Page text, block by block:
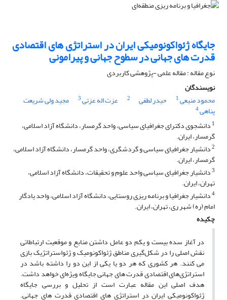
جایگاه ژئواکونومیکی ایران در استراتژی های اقتصادی
قدرت های جهانی در سطوح جهانی و پیرامونی
نوع مقاله : مقاله علمی -پژوهشی کاربردی
نویسندگان
محمود منیعی1 حیدر لطفی 2 عزت اله عزتی3 مجید ولی شریعت
پناهی4
1 دانشجوی دکترای جغرافیای سیاسی، واحد گرمسار، دانشگاه آزاد اسلامی،
گرمسار، ایران.
2دانشیار جغرافیای سیاسی و گردشگری، واحد گرمسار، دانشگاه آزاد اسلامی،
گرمسار، ایران.
3دانشیار جغرافیای سیاسی واحد علوم و تحقیقات، دانشگاه آزاد اسلامی،
تهران، ایران.
4دانشیار جغرافیا و برنامه ریزی روستایی، دانشگاه آزاد اسلامی، واحد یادگار
امام (ره) شهر ری، تهران، ایران.
چکیده
در آغاز سده بیست و یکم دو عامل داشتن منابع و موقعیت ارتباطاتی
نقش اصلی را در شکل‌گیری مناطق ژئواکونومیک و ژئواستراتژیک بازی
می کنند. هر کشوری که هر دو یا یکی از این دو را داشته باشد در
استراتژی‌های اقتصادی قدرت های جهانی جایگاه ویژه‌ای خواهد داشت.
هدف اصلی این مقاله عبارت است از تحلیل و بررسی جایگاه
ژئواکونومیکی ایران در استراتژی های اقتصادی قدرت های جهانی.